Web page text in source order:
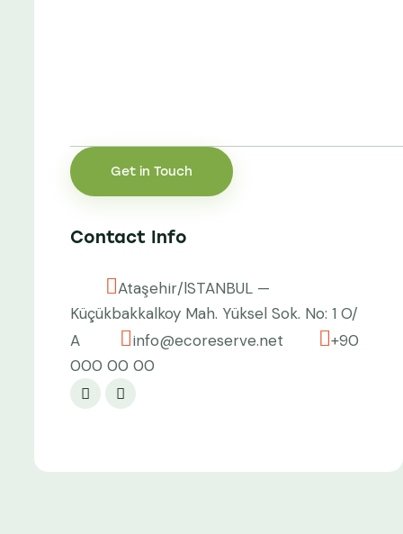
Contact Info
Ataşehir/lSTANBUL —
Küçükbakkalkoy Mah. Yüksel Sok. No: 1 O/
A
info@ecoreserve.net
+90
000 00 00